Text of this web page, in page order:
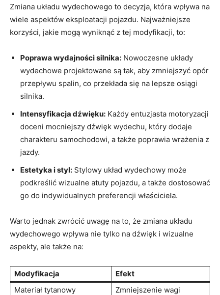
Zmiana układu wydechowego to decyzja, która wpływa na
wiele aspektów eksploatacji pojazdu. Najważniejsze
korzyści, jakie mogą wyniknąć z tej modyfikacji, to:
Poprawa wydajności silnika: Nowoczesne układy
wydechowe projektowane są tak, aby zmniejszyć opór
przepływu spalin, co przekłada się na lepsze osiągi
silnika.
Intensyfikacja dźwięku: Każdy entuzjasta motoryzacji
doceni mocniejszy dźwięk wydechu, który dodaje
charakteru samochodowi, a także poprawia wrażenia z
jazdy.
Estetyka i styl: Stylowy układ wydechowy może
podkreślić wizualne atuty pojazdu, a także dostosować
go do indywidualnych preferencji właściciela.
Warto jednak zwrócić uwagę na to, że zmiana układu
wydechowego wpływa nie tylko na dźwięk i wizualne
aspekty, ale także na:
Modyfikacja
Efekt
Materiał tytanowy
Zmniejszenie wagi